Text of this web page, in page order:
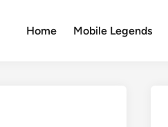
Home Mobile Legends